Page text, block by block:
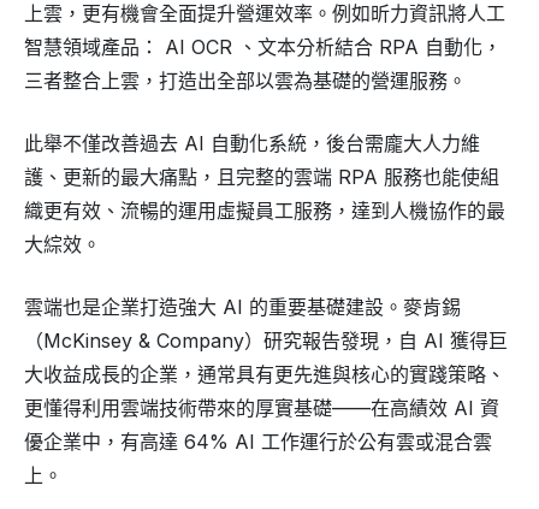
上雲，更有機會全面提升營運效率。例如昕力資訊將人工
智慧領域產品： AI OCR 、文本分析結合 RPA 自動化，
三者整合上雲，打造出全部以雲為基礎的營運服務。
此舉不僅改善過去 AI 自動化系統，後台需龐大人力維
護、更新的最大痛點，且完整的雲端 RPA 服務也能使組
織更有效、流暢的運用虛擬員工服務，達到人機協作的最
大綜效。
雲端也是企業打造強大 AI 的重要基礎建設。麥肯錫
（McKinsey & Company）研究報告發現，自 AI 獲得巨
大收益成長的企業，通常具有更先進與核心的實踐策略、
更懂得利用雲端技術帶來的厚實基礎——在高績效 AI 資
優企業中，有高達 64% AI 工作運行於公有雲或混合雲
上。